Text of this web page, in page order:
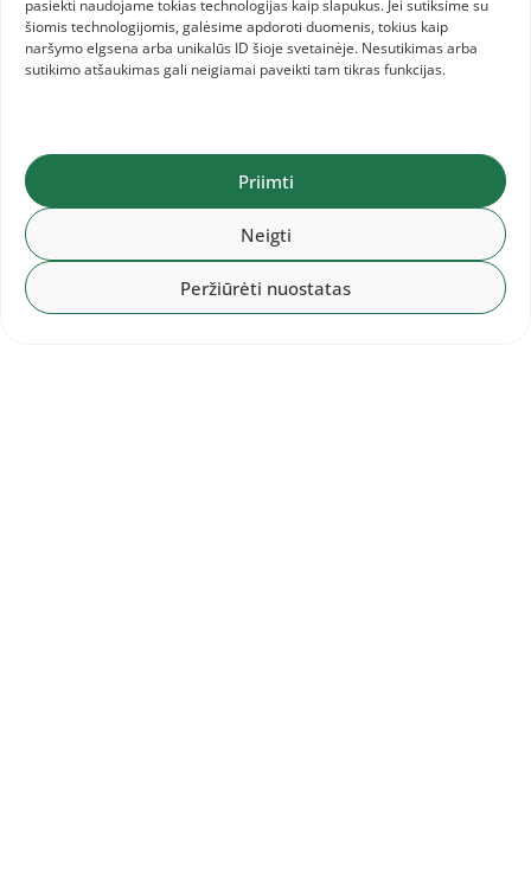
pasiekti naudojame tokias technologijas kaip slapukus. Jei sutiksime su
šiomis technologijomis, galėsime apdoroti duomenis, tokius kaip
naršymo elgsena arba unikalūs ID šioje svetainėje. Nesutikimas arba
sutikimo atšaukimas gali neigiamai paveikti tam tikras funkcijas.
Priimti
Neigti
Peržiūrėti nuostatas
suaugusiųjų Lietuvos čempionatas, ten ir
paaiškės, kas yra stipriausia šioje distancijoje.
Šalies čempionatas rugpjūčio 7-8 dienomis vyks
naujame Palangos stadione.